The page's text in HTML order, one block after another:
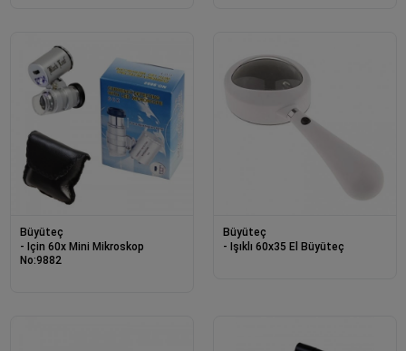
Büyüteç
- Için 60x Mini Mikroskop
No:9882
Büyüteç
- Işıklı 60x35 El Büyüteç